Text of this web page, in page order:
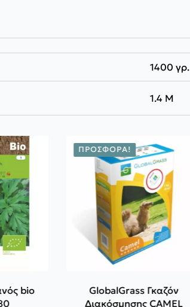
1400 γρ.
1.4 M
bio
ΠΡΟΣΦΟΡΆ!
GlobalGrass Γκαζόν
Διακόσμησης CAMEL